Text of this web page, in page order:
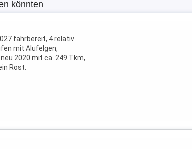
könnten
fahrbereit, 4 relativ
mit Alufelgen,
2020 mit ca. 249 Tkm,
Rost.